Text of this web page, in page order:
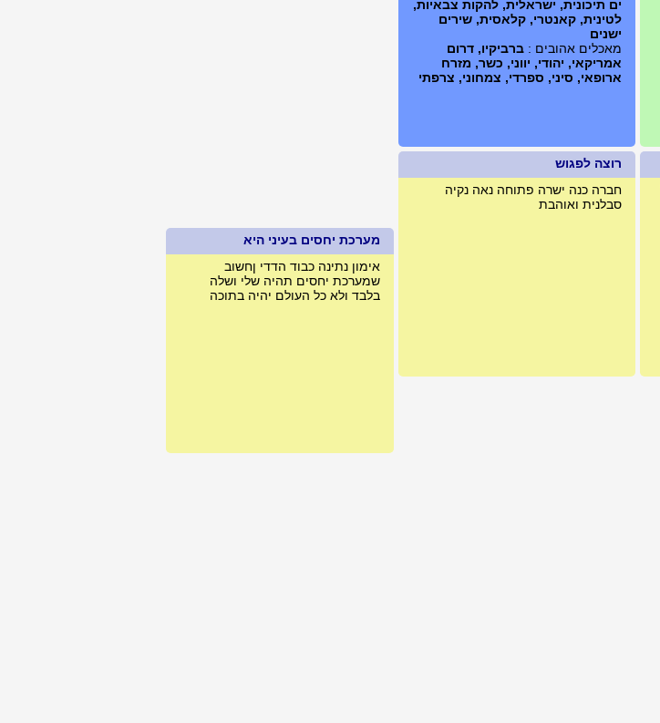
מערכת יחסים בעיני היא
אימון נתינה כבוד הדדי ןחשוב
שמערכת יחסים תהיה שלי ושלה
בלבד ולא כל העולם יהיה בתוכה
ים תיכונית, ישראלית, להקות צבאיות,
לטינית, קאנטרי, קלאסית, שירים
ישנים
מאכלים אהובים : ברביקיו, דרום
אמריקאי, יהודי, יווני, כשר, מזרח
ארופאי, סיני, ספרדי, צמחוני, צרפתי
רוצה לפגוש
חברה כנה ישרה פתוחה נאה נקיה
סבלנית ואוהבת